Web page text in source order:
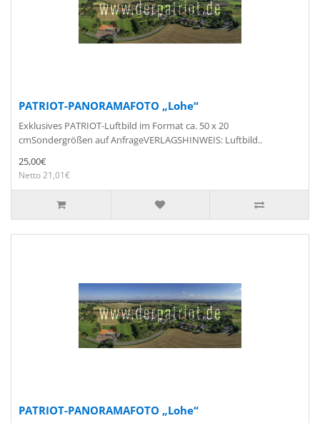
PATRIOT-PANORAMAFOTO „Lohe“
Exklusives PATRIOT-Luftbild im Format ca. 50 x 20
cmSondergrößen auf AnfrageVERLAGSHINWEIS: Luftbild..
25,00€
Netto 21,01€
PATRIOT-PANORAMAFOTO „Lohe“